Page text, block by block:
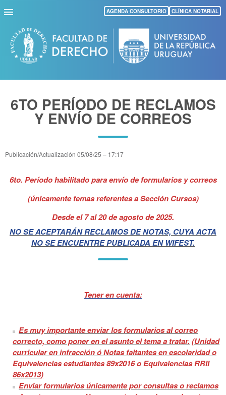
Pasar
al
contenido
principal
AGENDA CONSULTORIO CLÍNICA NOTARIAL
6TO PERÍODO DE RECLAMOS
Y ENVÍO DE CORREOS
Publicación/Actualización 05/08/25 – 17:17
6to. Período habilitado para envío de formularios y correos
(únicamente temas referentes a Sección Cursos)
Desde el 7 al 20 de agosto de 2025.
NO SE ACEPTARÁN RECLAMOS DE NOTAS, CUYA ACTA
NO SE ENCUENTRE PUBLICADA EN WIFEST.
Tener en cuenta:
Es muy importante enviar los formularios al correo
correcto, como poner en el asunto el tema a tratar. (Unidad
curricular en infracción ó Notas faltantes en escolaridad o
Equivalencias estudiantes 89x2016 o Equivalencias RRII
86x2013)
Enviar formularios únicamente por consultas o reclamos